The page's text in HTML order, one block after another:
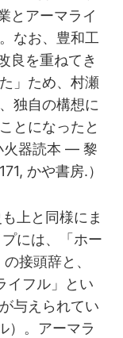
とアーマライ
なお、豊和工
良を重ねてき
」ため、村瀬
独自の構想に
とになったと
火器読本 ― 黎
かや書房.）
上と同様にま
には、「ホー
接頭辞と、
イフル」とい
与えられてい
）。アーマラ